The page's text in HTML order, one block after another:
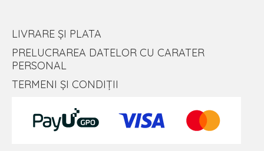
LIVRARE ȘI PLATA
PRELUCRAREA DATELOR CU CARATER
PERSONAL
TERMENI ȘI CONDIȚII